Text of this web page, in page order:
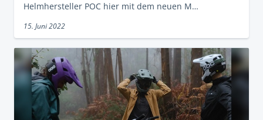
Helmhersteller POC hier mit dem neuen M…
15. Juni 2022